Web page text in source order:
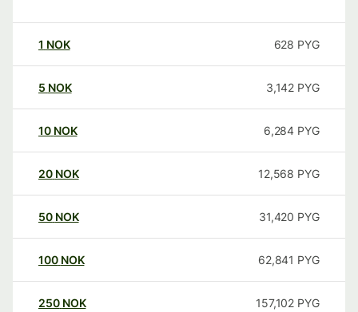
1 NOK 628 PYG
5 NOK 3,142 PYG
10 NOK 6,284 PYG
20 NOK 12,568 PYG
50 NOK 31,420 PYG
100 NOK 62,841 PYG
250 NOK 157,102 PYG